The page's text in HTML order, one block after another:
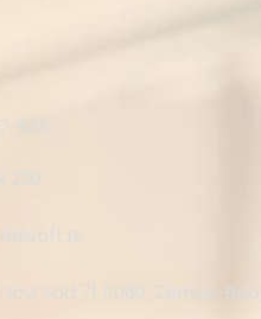
555
230
Sad 71 11080, Zemun-